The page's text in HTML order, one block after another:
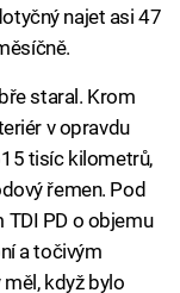
najet asi 47
staral. Krom
v opravdu
tisíc kilometrů,
řemen. Pod
PD o objemu
a točivým
když bylo